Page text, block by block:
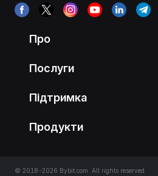
Про
Послуги
Підтримка
Продукти
© 2018-2026 Bybit.com. All rights reserved.